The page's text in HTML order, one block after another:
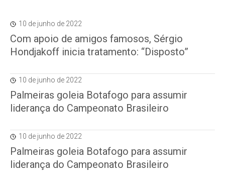
10 de junho de 2022
Com apoio de amigos famosos, Sérgio
Hondjakoff inicia tratamento: “Disposto”
10 de junho de 2022
Palmeiras goleia Botafogo para assumir
liderança do Campeonato Brasileiro
10 de junho de 2022
Palmeiras goleia Botafogo para assumir
liderança do Campeonato Brasileiro